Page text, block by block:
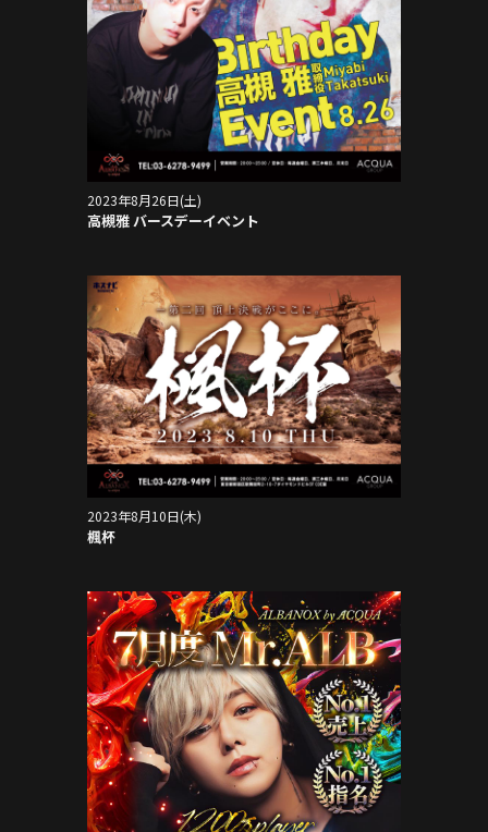
2023年8月26日(土)
高槻雅 バースデーイベント
2023年8月10日(木)
楓杯